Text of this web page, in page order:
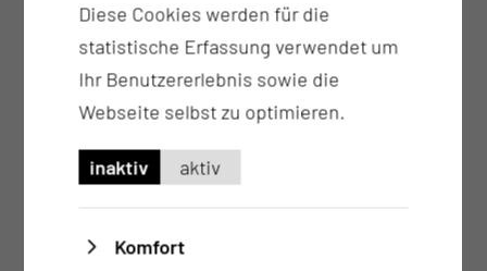
Verantwortung in die Hände einer Pflegekraft
gegeben wird und sie für diesen Patienten
und dessen Angehörige eine feste
Ansprechpartnerin oder ein fester
Ansprechpartner ist
die Unterweisungen durch eine Kinästhetik-
die Lehre von der Bewegungsempfindung und
Diese Cookies werden für die
statistische Erfassung verwendet um
Ihr Benutzererlebnis sowie die
Webseite selbst zu optimieren.
inaktiv aktiv
Komfort